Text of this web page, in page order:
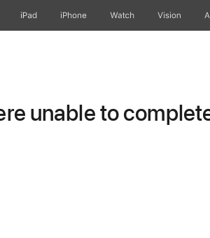
iPad iPhone Watch Vision
unable to